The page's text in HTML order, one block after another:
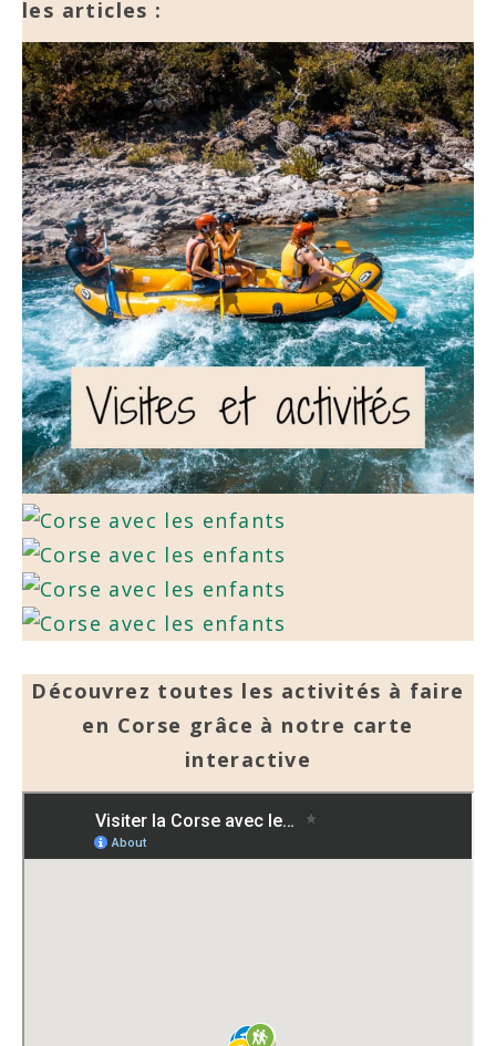
les articles :
Découvrez toutes les activités à faire
en Corse grâce à notre carte
interactive